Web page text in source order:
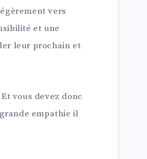
vers
et une
leur prochain et
vous devez donc
empathie il